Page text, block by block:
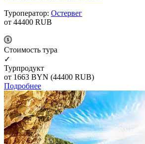
Туроператор: Остервег
от 44400 RUB
Cтоимость тура
✓
Турпродукт
от 1663 BYN (44400 RUB)
Подробнее